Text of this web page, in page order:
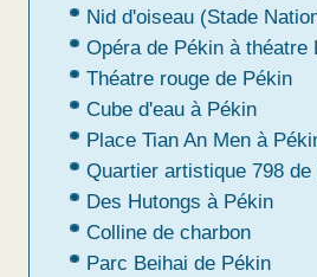
Nid d'oiseau (Stade
Opéra de Pékin à théatre
Théatre rouge de Pékin
Cube d'eau à Pékin
Place Tian An Men à
Quartier artistique 798 de
Des Hutongs à Pékin
Colline de charbon
Parc Beihai de Pékin